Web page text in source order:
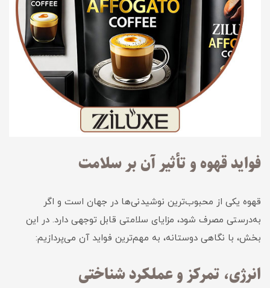
فواید قهوه و تأثیر آن بر سلامت
قهوه یکی از محبوب‌ترین نوشیدنی‌ها در جهان است و اگر
به‌درستی مصرف شود، مزایای سلامتی قابل توجهی دارد. در این
بخش، با نگاهی دوستانه، به مهم‌ترین فواید آن می‌پردازیم:
انرژی، تمرکز و عملکرد شناختی